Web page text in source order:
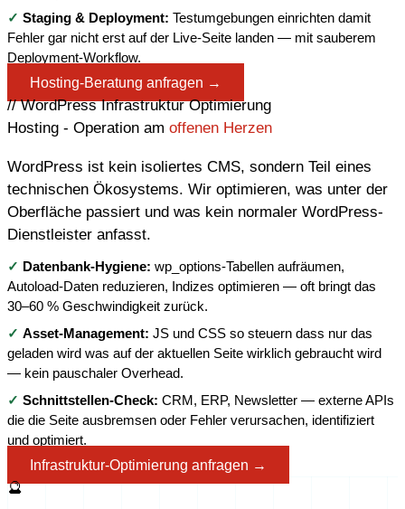
✓ Staging & Deployment: Testumgebungen einrichten damit
Fehler gar nicht erst auf der Live-Seite landen — mit sauberem
Deployment-Workflow.
Hosting-Beratung anfragen →
// WordPress Infrastruktur Optimierung
Hosting - Operation am offenen Herzen
WordPress ist kein isoliertes CMS, sondern Teil eines
technischen Ökosystems. Wir optimieren, was unter der
Oberfläche passiert und was kein normaler WordPress-
Dienstleister anfasst.
✓ Datenbank-Hygiene: wp_options-Tabellen aufräumen,
Autoload-Daten reduzieren, Indizes optimieren — oft bringt das
30–60 % Geschwindigkeit zurück.
✓ Asset-Management: JS und CSS so steuern dass nur das
geladen wird was auf der aktuellen Seite wirklich gebraucht wird
— kein pauschaler Overhead.
✓ Schnittstellen-Check: CRM, ERP, Newsletter — externe APIs
die die Seite ausbremsen oder Fehler verursachen, identifiziert
und optimiert.
Infrastruktur-Optimierung anfragen →
🔮